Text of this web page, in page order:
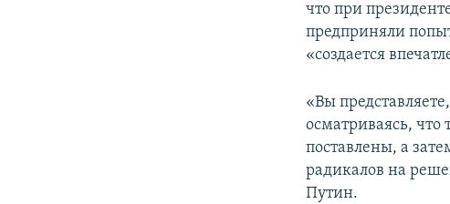
что при
предприняли
«создается
«Вы
осматриваясь,
поставлены, а
радикалов на
Путин.